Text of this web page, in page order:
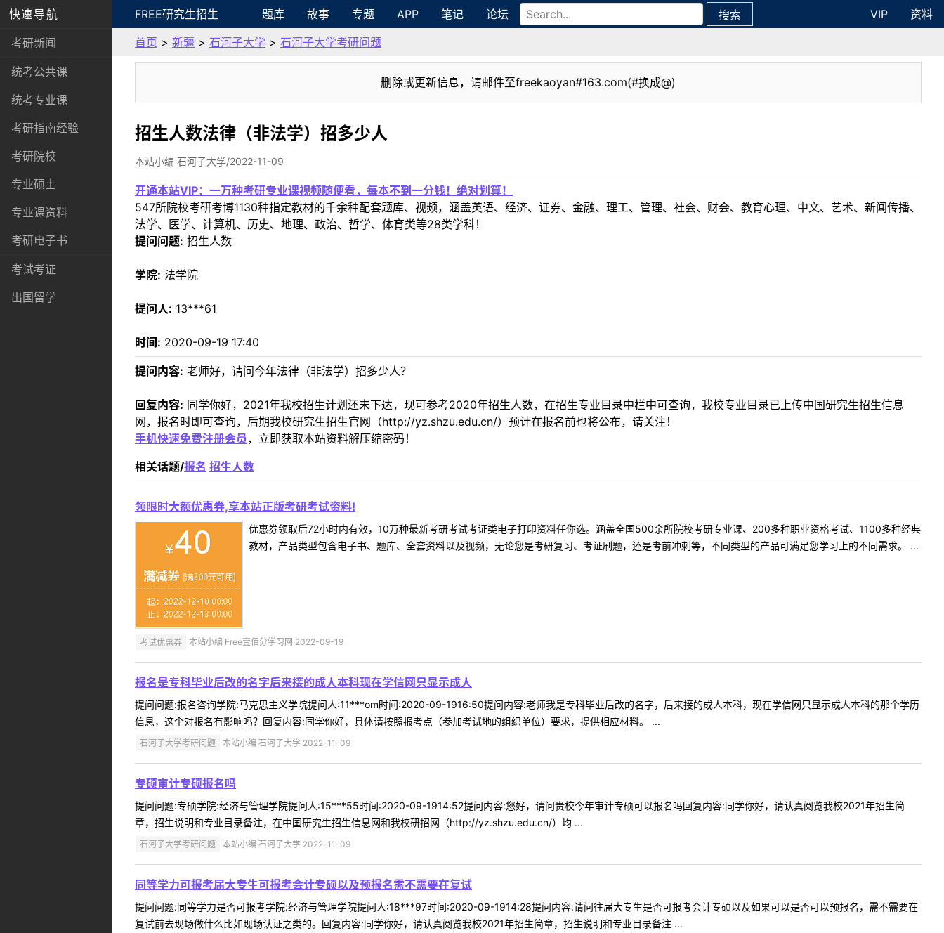
快速导航
考研新闻
统考公共课
统考专业课
考研指南经验
考研院校
专业硕士
专业课资料
考研电子书
考试考证
出国留学
FREE研究生招生 题库 故事 专题 APP 笔记 论坛 搜索 VIP
资料
首页 > 新疆 > 石河子大学 > 石河子大学考研问题
删除或更新信息，请邮件至freekaoyan#163.com(#换成@)
招生人数法律（非法学）招多少人
本站小编 石河子大学/2022-11-09
开通本站VIP：一万种考研专业课视频随便看，每本不到一分钱！绝对划算！
547所院校考研考博1130种指定教材的千余种配套题库、视频，涵盖英语、经济、证券、金融、理工、管理、社会、财会、教育心理、中文、艺术、新闻传播、
法学、医学、计算机、历史、地理、政治、哲学、体育类等28类学科！
提问问题: 招生人数
学院: 法学院
提问人: 13***61
时间: 2020-09-19 17:40
提问内容: 老师好，请问今年法律（非法学）招多少人？
回复内容: 同学你好，2021年我校招生计划还未下达，现可参考2020年招生人数，在招生专业目录中栏中可查询，我校专业目录已上传中国研究生招生信息
网，报名时即可查询，后期我校研究生招生官网（http://yz.shzu.edu.cn/）预计在报名前也将公布，请关注！
手机快速免费注册会员 ，立即获取本站资料解压缩密码！
相关话题/报名 招生人数
领限时大额优惠券,享本站正版考研考试资料!
优惠券领取后72小时内有效，10万种最新考研考试考证类电子打印资料任你选。涵盖全国500余所院校考研专业课、200多种职业资格考试、1100多种经典
教材，产品类型包含电子书、题库、全套资料以及视频，无论您是考研复习、考证刷题，还是考前冲刺等，不同类型的产品可满足您学习上的不同需求。 ...
考试优惠券 本站小编 Free壹佰分学习网 2022-09-19
报名是专科毕业后改的名字后来接的成人本科现在学信网只显示成人
提问问题:报名咨询学院:马克思主义学院提问人:11***om时间:2020-09-1916:50提问内容:老师我是专科毕业后改的名字，后来接的成人本科，现在学信网只显示成人本科的那个学历
信息，这个对报名有影响吗？回复内容:同学你好，具体请按照报考点（参加考试地的组织单位）要求，提供相应材料。 ...
石河子大学考研问题 本站小编 石河子大学 2022-11-09
专硕审计专硕报名吗
提问问题:专硕学院:经济与管理学院提问人:15***55时间:2020-09-1914:52提问内容:您好，请问贵校今年审计专硕可以报名吗回复内容:同学你好，请认真阅览我校2021年招生简
章，招生说明和专业目录备注，在中国研究生招生信息网和我校研招网（http://yz.shzu.edu.cn/）均 ...
石河子大学考研问题 本站小编 石河子大学 2022-11-09
同等学力可报考届大专生可报考会计专硕以及预报名需不需要在复试
提问问题:同等学力是否可报考学院:经济与管理学院提问人:18***97时间:2020-09-1914:28提问内容:请问往届大专生是否可报考会计专硕以及如果可以是否可以预报名，需不需要在
复试前去现场做什么比如现场认证之类的。回复内容:同学你好，请认真阅览我校2021年招生简章，招生说明和专业目录备注 ...